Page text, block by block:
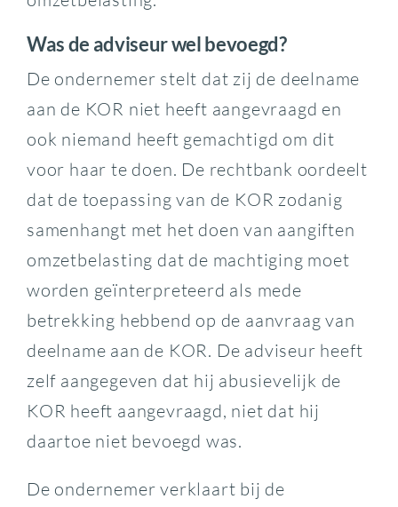
Was de adviseur wel bevoegd?
De ondernemer stelt dat zij de deelname
aan de KOR niet heeft aangevraagd en
ook niemand heeft gemachtigd om dit
voor haar te doen. De rechtbank oordeelt
dat de toepassing van de KOR zodanig
samenhangt met het doen van aangiften
omzetbelasting dat de machtiging moet
worden geïnterpreteerd als mede
betrekking hebbend op de aanvraag van
deelname aan de KOR. De adviseur heeft
zelf aangegeven dat hij abusievelijk de
KOR heeft aangevraagd, niet dat hij
daartoe niet bevoegd was.
De ondernemer verklaart bij de